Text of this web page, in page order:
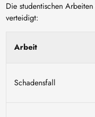
Die studentischen
verteidigt:
Arbeit
Schadensfall